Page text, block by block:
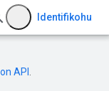
Identifikohu
API